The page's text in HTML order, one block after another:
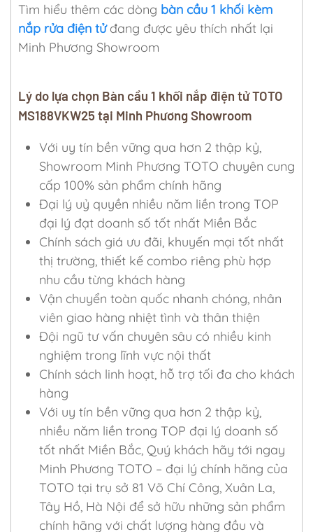
Tìm hiểu thêm các dòng bàn cầu 1 khối kèm
nắp rửa điện tử đang được yêu thích nhất lại
Minh Phương Showroom
Lý do lựa chọn Bàn cầu 1 khối nắp điện tử TOTO
MS188VKW25 tại Minh Phương Showroom
Với uy tín bền vững qua hơn 2 thập kỷ,
Showroom Minh Phương TOTO chuyên cung
cấp 100% sản phẩm chính hãng
Đại lý uỷ quyền nhiều năm liền trong TOP
đại lý đạt doanh số tốt nhất Miền Bắc
Chính sách giá ưu đãi, khuyến mại tốt nhất
thị trường, thiết kế combo riêng phù hợp
nhu cầu từng khách hàng
Vận chuyển toàn quốc nhanh chóng, nhân
viên giao hàng nhiệt tình và thân thiện
Đội ngũ tư vấn chuyên sâu có nhiều kinh
nghiệm trong lĩnh vực nội thất
Chính sách linh hoạt, hỗ trợ tối đa cho khách
hàng
Với uy tín bền vững qua hơn 2 thập kỷ,
nhiều năm liền trong TOP đại lý doanh số
tốt nhất Miền Bắc, Quý khách hãy tới ngay
Minh Phương TOTO – đại lý chính hãng của
TOTO tại trụ sở 81 Võ Chí Công, Xuân La,
Tây Hồ, Hà Nội để sở hữu những sản phẩm
chính hãng với chất lượng hàng đầu và